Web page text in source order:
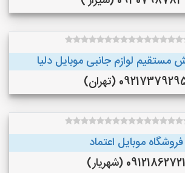
لوازم جانبى موبايل دليا
(تهران)
فروشگاه موبایل اعتماد
09121862721 (شهریار)